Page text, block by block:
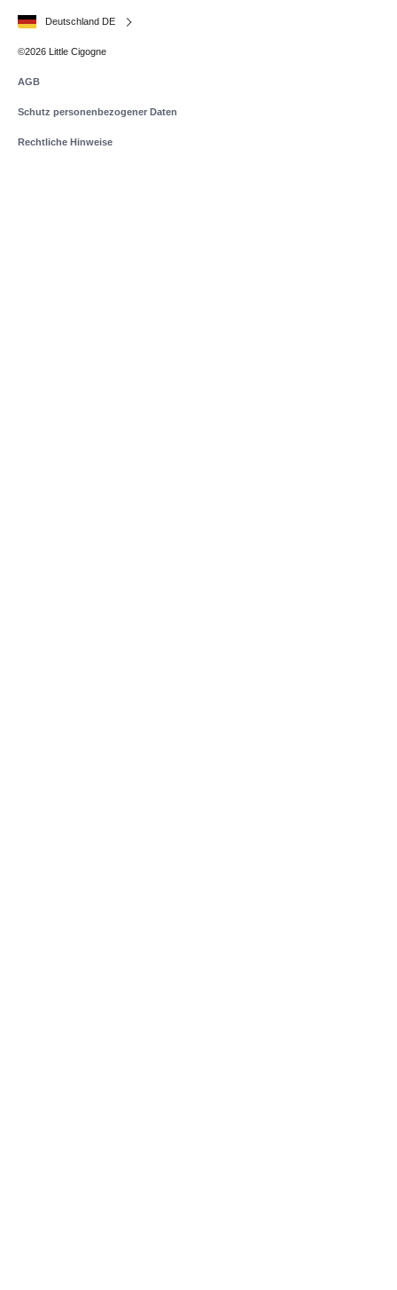
Deutschland DE
©2026 Little Cigogne
AGB
Schutz personenbezogener Daten
Rechtliche Hinweise